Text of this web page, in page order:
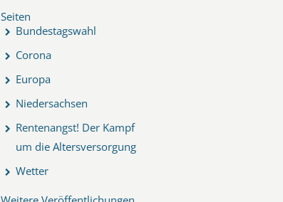
Seiten
Bundestagswahl
Corona
Europa
Niedersachsen
Rentenangst! Der Kampf
um die Altersversorgung
Wetter